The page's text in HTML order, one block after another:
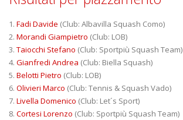
1. Fadi Davide (Club: Albavilla Squash Como)
2. Morandi Giampietro (Club: LOB)
3. Taiocchi Stefano (Club: Sportpiù Squash Team)
4. Gianfredi Andrea (Club: Biella Squash)
5. Belotti Pietro (Club: LOB)
6. Olivieri Marco (Club: Tennis & Squash Vado)
7. Livella Domenico (Club: Let´s Sport)
8. Cortesi Lorenzo (Club: Sportpiù Squash Team)